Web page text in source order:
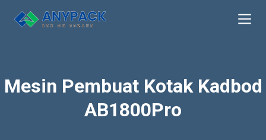
content
Mesin Pembuat Kotak Kadbod
AB1800Pro